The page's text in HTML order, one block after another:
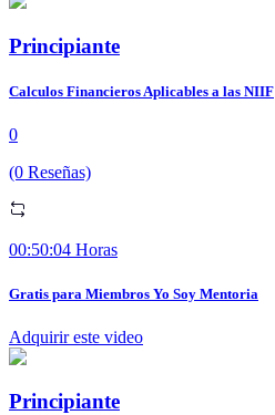
Principiante
Calculos Financieros Aplicables a las NIIF
0
(0 Reseñas)
00:50:04 Horas
Gratis para Miembros Yo Soy Mentoria
Adquirir este video
Principiante